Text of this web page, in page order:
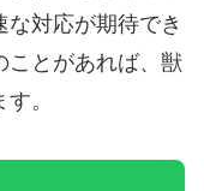
対応が期待でき
ことがあれば、獣
。